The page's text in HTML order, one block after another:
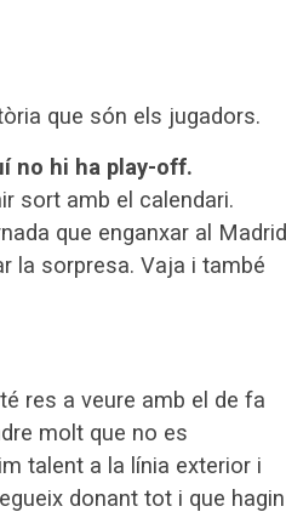
que són els jugadors.
no hi ha play-off.
sort amb el calendari.
que enganxar al Madrid
la sorpresa. Vaja i també
res a veure amb el de fa
molt que no es
talent a la línia exterior i
donant tot i que hagin